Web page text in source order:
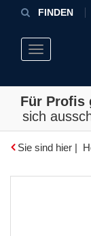
FINDEN
Toggle
Für Profis
sich
Sie sind hier |